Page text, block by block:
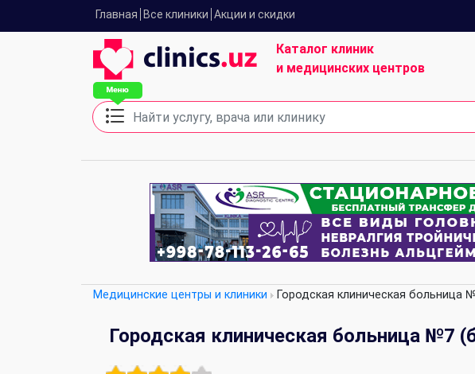
Главная Все клиники Акции и скидки
Каталог клиник
и медицинских центров
Медицинские центры и клиники Городская клиническая больница
Городская клиническая больница №7